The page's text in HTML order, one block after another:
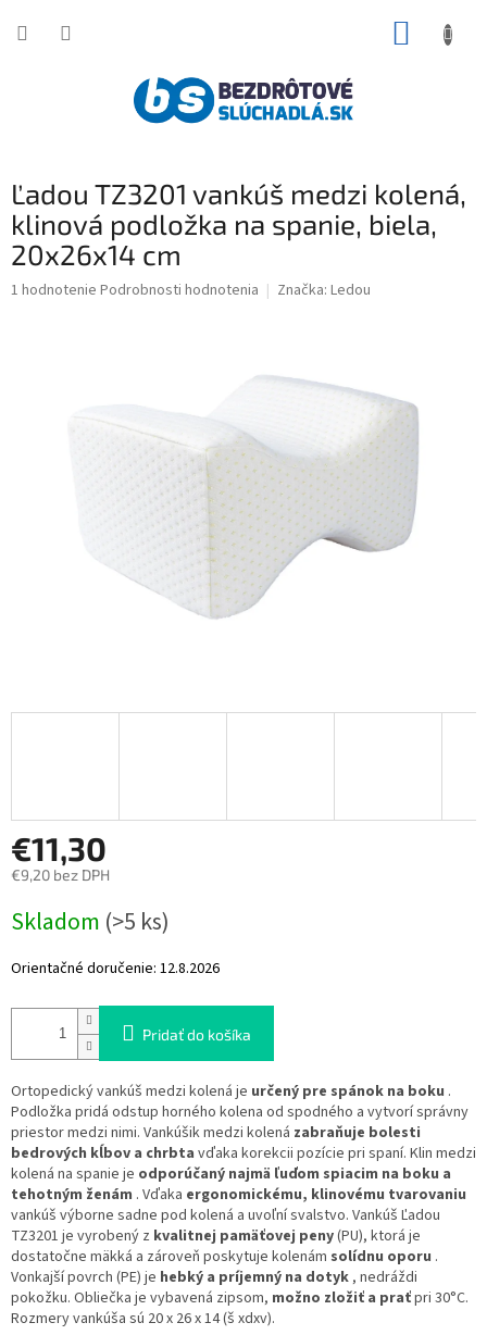
Ľadou TZ3201 vankúš medzi kolená,
klinová podložka na spanie, biela,
20x26x14 cm
Priemerné
1 hodnotenie Podrobnosti hodnotenia Značka: Ledou
€11,30
€9,20 bez DPH
cena:
Skladom (>5 ks)
Orientačné doručenie: 12.8.2026
Pridať do košíka
Ortopedický vankúš medzi kolená je určený pre spánok na boku .
Podložka pridá odstup horného kolena od spodného a vytvorí správny
priestor medzi nimi. Vankúšik medzi kolená zabraňuje bolesti
bedrových kĺbov a chrbta vďaka korekcii pozície pri spaní. Klin medzi
kolená na spanie je odporúčaný najmä ľuďom spiacim na boku a
tehotným ženám . Vďaka ergonomickému, klinovému tvarovaniu
vankúš výborne sadne pod kolená a uvoľní svalstvo. Vankúš Ľadou
TZ3201 je vyrobený z kvalitnej pamäťovej peny(PU), ktorá je
dostatočne mäkká a zároveň poskytuje kolenám solídnu oporu .
Vonkajší povrch (PE) je hebký a príjemný na dotyk, nedráždi
pokožku. Obliečka je vybavená zipsom, možno zložiť a praťpri 30°C.
Rozmery vankúša sú 20 x 26 x 14 (š xdxv).